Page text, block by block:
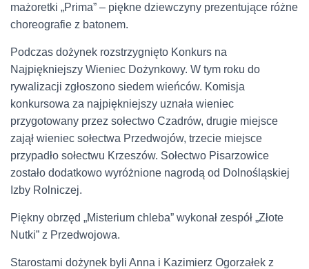
mażoretki „Prima” – piękne dziewczyny prezentujące różne
choreografie z batonem.
Podczas dożynek rozstrzygnięto Konkurs na
Najpiękniejszy Wieniec Dożynkowy. W tym roku do
rywalizacji zgłoszono siedem wieńców. Komisja
konkursowa za najpiękniejszy uznała wieniec
przygotowany przez sołectwo Czadrów, drugie miejsce
zajął wieniec sołectwa Przedwojów, trzecie miejsce
przypadło sołectwu Krzeszów. Sołectwo Pisarzowice
zostało dodatkowo wyróżnione nagrodą od Dolnośląskiej
Izby Rolniczej.
Piękny obrzęd „Misterium chleba” wykonał zespół „Złote
Nutki” z Przedwojowa.
Starostami dożynek byli Anna i Kazimierz Ogorzałek z